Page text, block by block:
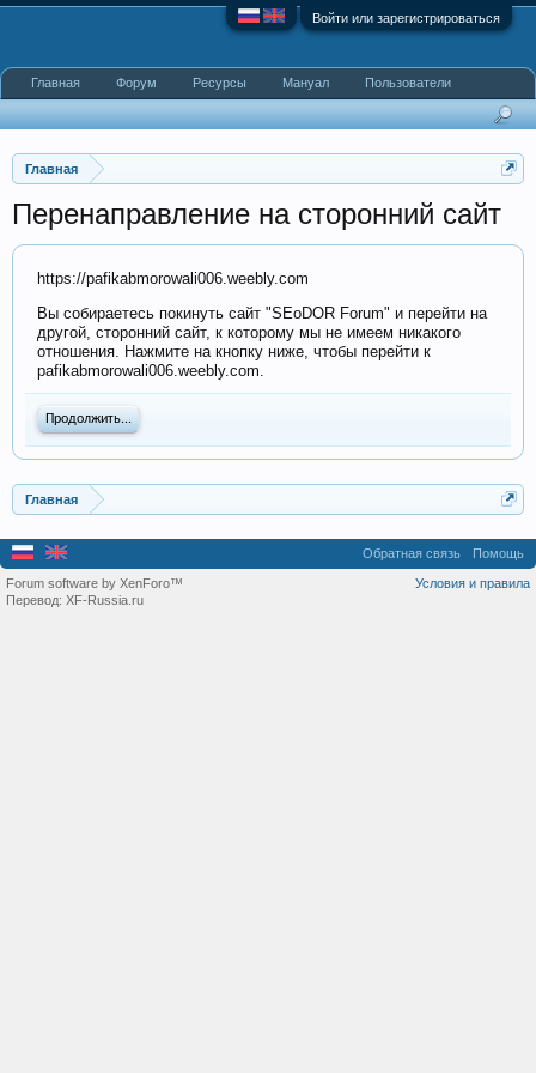
Войти или зарегистрироваться
Главная
Перенаправление на сторонний сайт
https://pafikabmorowali006.weebly.com
Вы собираетесь покинуть сайт "SEoDOR Forum" и перейти на
другой, сторонний сайт, к которому мы не имеем никакого
отношения. Нажмите на кнопку ниже, чтобы перейти к
pafikabmorowali006.weebly.com.
Продолжить...
Главная
Главная Форум Ресурсы Мануал Пользователи
Обратная связь Помощь
Условия и правила
Forum software by XenForo™
Перевод: XF-Russia.ru